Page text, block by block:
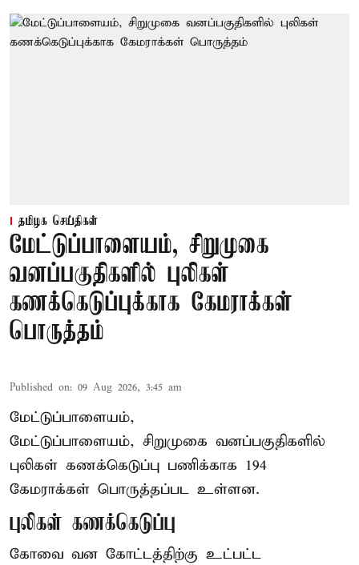
தமிழக செய்திகள்
மேட்டுப்பாளையம், சிறுமுகை
வனப்பகுதிகளில் புலிகள்
கணக்கெடுப்புக்காக கேமராக்கள்
பொருத்தம்
Published on: 09 Aug 2026, 3:45 am
மேட்டுப்பாளையம்,
மேட்டுப்பாளையம், சிறுமுகை வனப்பகுதிகளில்
புலிகள் கணக்கெடுப்பு பணிக்காக 194
கேமராக்கள் பொருத்தப்பட உள்ளன.
புலிகள் கணக்கெடுப்பு
கோவை வன கோட்டத்திற்கு உட்பட்ட